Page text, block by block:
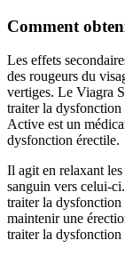
Comment
Les effets
des rougeurs du
vertiges. Le Viagra
traiter la dysfonction
Active est un
dysfonction érectile.
Il agit en relaxant
sanguin vers celui-
traiter la
maintenir une
traiter la dysfonction